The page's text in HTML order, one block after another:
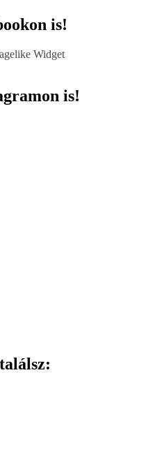
is!
is!